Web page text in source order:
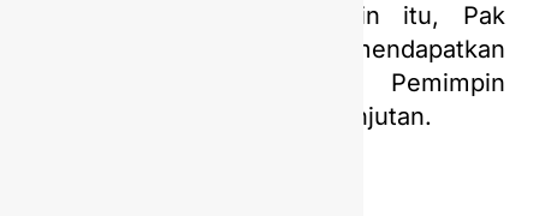
Bertanggung Jawab. Selain itu, Pak
Medy Kurniawan juga mendapatkan
penghargaan sebagai Pemimpin
Transformasi Bisnis Berkelanjutan.